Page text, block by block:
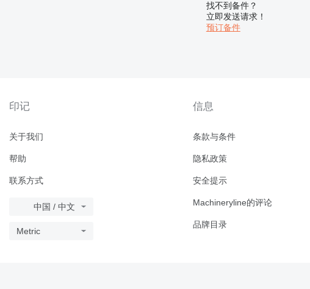
找不到备件？
立即发送请求！
预订备件
印记
关于我们
帮助
联系方式
中国 / 中文
Metric
信息
条款与条件
隐私政策
安全提示
Machineryline的评论
品牌目录